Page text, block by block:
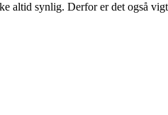
altid synlig. Derfor er det også